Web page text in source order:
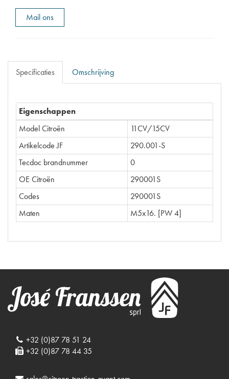
Mail ons
Specificaties Omschrijving
Eigenschappen
Model Citroën
11CV/15CV
Artikelcode JF
290.001-S
Tecdoc brandnummer
0
OE Citroën
290001S
Codes
290001S
Maten
M5x16. [PW 4]
+32 (0)87 78 51 24
+32 (0)87 78 44 35